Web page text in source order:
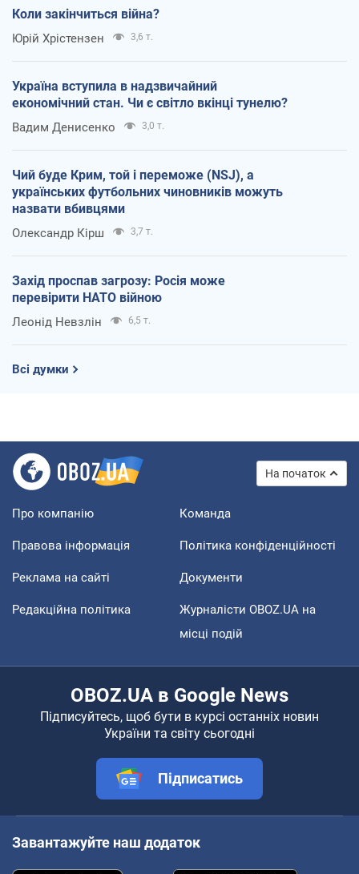
Коли закінчиться війна?
Юрій Хрістензен 3,6 т.
Україна вступила в надзвичайний
економічний стан. Чи є світло вкінці тунелю?
Вадим Денисенко 3,0 т.
Чий буде Крим, той і переможе (NSJ), а
українських футбольних чиновників можуть
назвати вбивцями
Олександр Кірш 3,7 т.
Захід проспав загрозу: Росія може
перевірити НАТО війною
Леонід Невзлін 6,5 т.
Всі думки
На початок
Про компанію Команда
Правова інформація Політика конфіденційності
Реклама на сайті Документи
Редакційна політика
Журналісти OBOZ.UA на
місці подій
OBOZ.UA в Google News
Підписуйтесь, щоб бути в курсі останніх новин
України та світу сьогодні
Підписатись
Завантажуйте наш додаток